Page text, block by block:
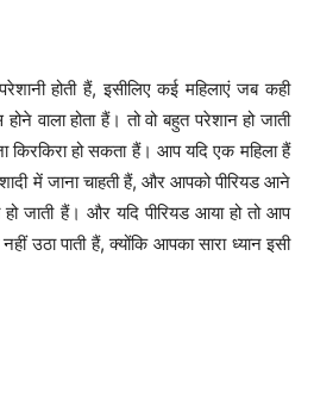
होती हैं, इसीलिए कई महिलाएं जब कही
वाला होता हैं। तो वो बहुत परेशान हो जाती
किरकिरा हो सकता हैं। आप यदि एक महिला हैं
में जाना चाहती हैं, और आपको पीरियड आने
हो जाती हैं। और यदि पीरियड आया हो तो आप
पाती हैं, क्योंकि आपका सारा ध्यान इसी